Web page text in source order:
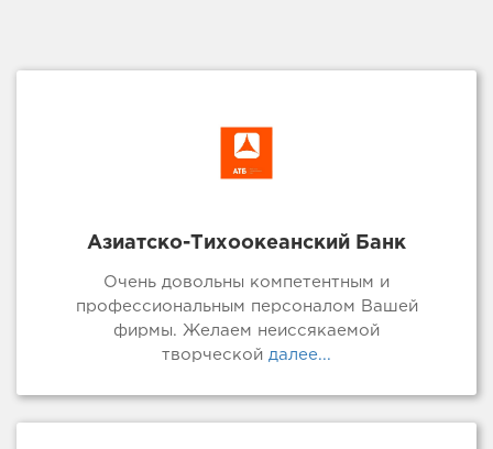
Азиатско-Тихоокеанский Банк
Очень довольны компетентным и
профессиональным персоналом Вашей
фирмы. Желаем неиссякаемой
творческой далее...